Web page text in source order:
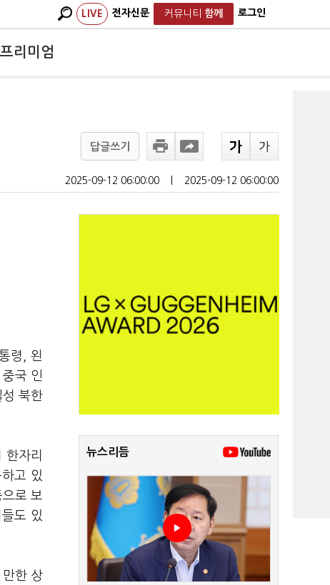
LIVE 전자신문 커뮤니티 함께 로그인
프리미엄
답글쓰기
2025-09-12 06:00:00 2025-09-12 06:00:00
령, 왼
국 인
북한
자리
고 있
로 보
도 있
만한 상
뉴스리듬